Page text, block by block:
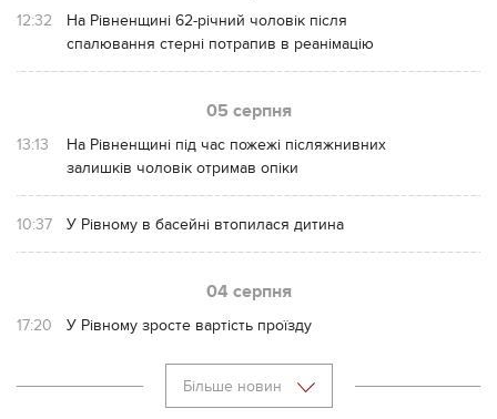
12:32
На Рівненщині 62-річний чоловік після
спалювання стерні потрапив в реанімацію
05 серпня
13:13
На Рівненщині під час пожежі післяжнивних
залишків чоловік отримав опіки
10:37 У Рівному в басейні втопилася дитина
04 серпня
17:20 У Рівному зросте вартість проїзду
Більше новин